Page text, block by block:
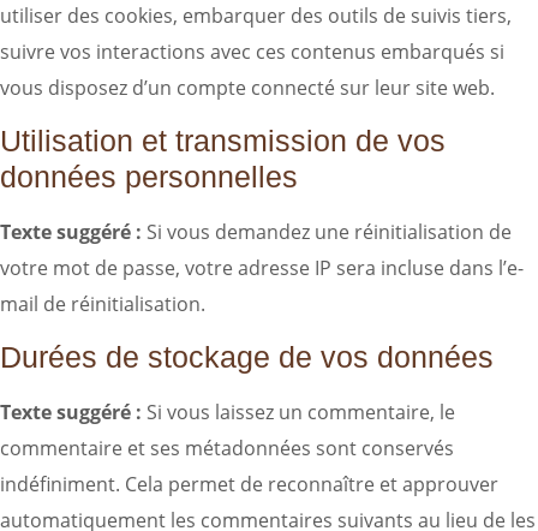
utiliser des cookies, embarquer des outils de suivis tiers,
suivre vos interactions avec ces contenus embarqués si
vous disposez d’un compte connecté sur leur site web.
Utilisation et transmission de vos
données personnelles
Texte suggéré : Si vous demandez une réinitialisation de
votre mot de passe, votre adresse IP sera incluse dans l’e-
mail de réinitialisation.
Durées de stockage de vos données
Texte suggéré : Si vous laissez un commentaire, le
commentaire et ses métadonnées sont conservés
indéfiniment. Cela permet de reconnaître et approuver
automatiquement les commentaires suivants au lieu de les